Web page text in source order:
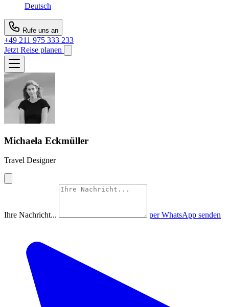
Deutsch
Rufe uns an
+49 211 975 333 233
Jetzt Reise planen
Michaela Eckmüller
Travel Designer
Ihre Nachricht... per WhatsApp senden